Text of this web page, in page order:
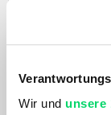
Wir und unsere
149,99 €